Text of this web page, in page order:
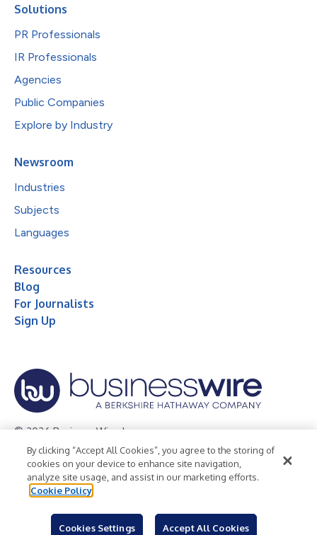
Solutions
PR Professionals
IR Professionals
Agencies
Public Companies
Explore by Industry
Newsroom
Industries
Subjects
Languages
Resources
Blog
For Journalists
Sign Up
© 2026 Business Wire, Inc.
Privacy Policy Cookie Policy
Accessibility Statement
Terms of Use
Legal
By clicking “Accept All Cookies”, you agree to the storing of
cookies on your device to enhance site navigation,
analyze site usage, and assist in our marketing efforts.
Cookie Policy
Cookies Settings Accept All Cookies